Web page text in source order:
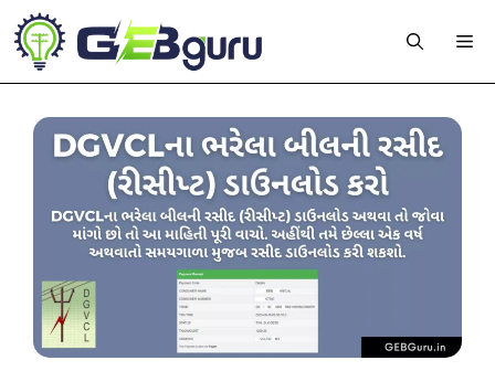
Skip
to
content